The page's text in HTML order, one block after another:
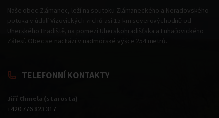
Naše obec Zlámanec, leží na soutoku Zlámaneckého a Neradovského
potoka v údolí Vizovických vrchů asi 15 km severovýchodně od
Uherského Hradiště, na pomezí Uherskohradišťska a Luhačovického
Zálesí. Obec se nachází v nadmořské výšce 254 metrů.
TELEFONNÍ KONTAKTY
Jiří Chmela (starosta)
+420 776 823 317